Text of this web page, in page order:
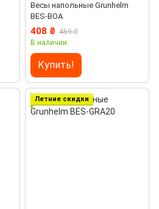
Весы напольные Grunhelm
BES-BOA
408 ₴ 469 ₴
В наличии
Купить!
Летние скидки